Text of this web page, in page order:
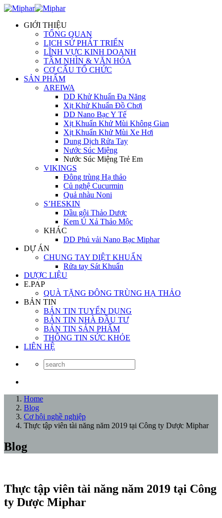
GIỚI THIỆU
TỔNG QUAN
LỊCH SỬ PHÁT TRIỂN
LĨNH VỰC KINH DOANH
TẦM NHÌN & VĂN HÓA
CƠ CẤU TỔ CHỨC
SẢN PHẨM
AREIWA
DD Khử Khuẩn Đa Năng
Xịt Khử Khuẩn Đồ Chơi
DD Nano Bạc Y Tế
Xịt Khuẩn Khử Mùi Không Gian
Xịt Khuẩn Khử Mùi Xe Hơi
Dung Dịch Rửa Tay
Nước Súc Miệng
Nước Súc Miệng Trẻ Em
VIKINGS
Đông trùng Hạ thảo
Củ nghệ Cucurmin
Quả nhàu Noni
S’HESKIN
Dầu gội Thảo Dược
Kem Ủ Xả Thảo Mộc
KHÁC
DD Phủ vải Nano Bạc Miphar
DỰ ÁN
CHUNG TAY DIỆT KHUẨN
Rửa tay Sát Khuẩn
DƯỢC LIỆU
E.PAP
QUÀ TẶNG ĐÔNG TRÙNG HẠ THẢO
BẢN TIN
BẢN TIN TUYỂN DỤNG
BẢN TIN NHÀ ĐẦU TƯ
BẢN TIN SẢN PHẨM
THÔNG TIN SỨC KHỎE
LIÊN HỆ
Home
Blog
Cơ hội nghề nghiệp
Thực tập viên tài năng năm 2019 tại Công ty Dược Miphar
Blog
Thực tập viên tài năng năm 2019 tại Công
ty Dược Miphar